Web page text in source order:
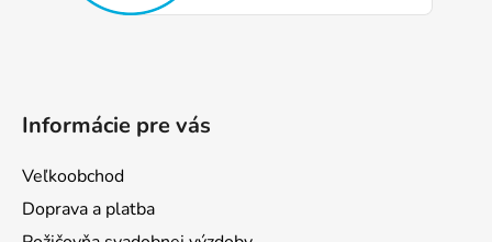
Informácie pre vás
Veľkoobchod
Doprava a platba